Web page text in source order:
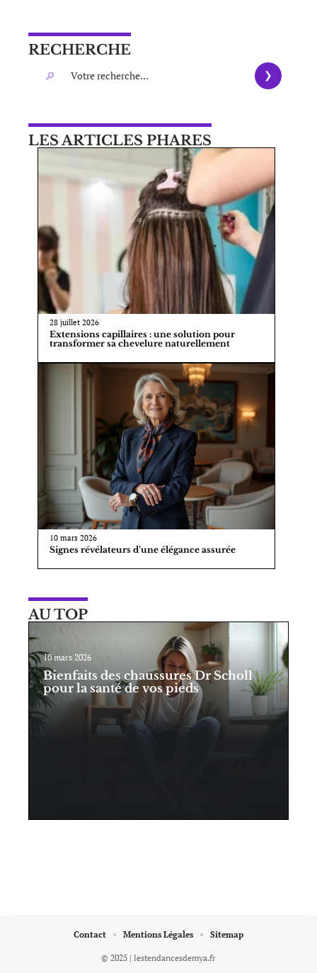
RECHERCHE
LES ARTICLES PHARES
28 juillet 2026
Extensions capillaires : une solution pour
transformer sa chevelure naturellement
10 mars 2026
Signes révélateurs d’une élégance assurée
AU TOP
10 mars 2026
Bienfaits des chaussures Dr Scholl
pour la santé de vos pieds
© 2025 | lestendancesdemya.fr
Contact Mentions Légales Sitemap